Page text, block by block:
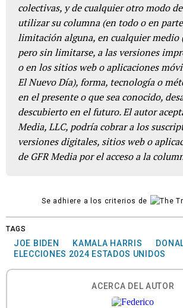
colectivas, y de cualquier otro modo
utilizar su columna (en todo o en
limitación alguna, en cualquier medio
pero sin limitarse, a las versiones
o en los sitios web o aplicaciones
El Nuevo Día), forma, tecnología o
en el presente o que sea conocido,
descubierto en el futuro. El autor
Media, LLC, podría cobrar a los
versiones digitales, sitios web o
de GFR Media por el acceso a la
Se adhiere a los criterios de
TAGS
JOE BIDEN KAMALA HARRIS
ELECCIONES 2024 ESTADOS UNIDOS
ACERCA DEL AUTOR